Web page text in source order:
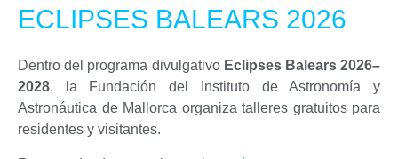
ECLIPSES BALEARS 2026
Dentro del programa divulgativo Eclipses Balears 2026–
2028, la Fundación del Instituto de Astronomía y
Astronáutica de Mallorca organiza talleres gratuitos para
residentes y visitantes.